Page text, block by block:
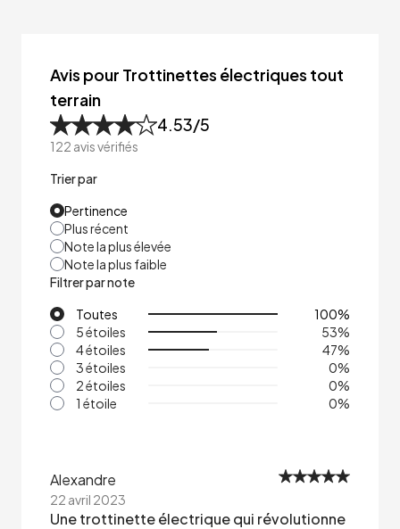
Avis pour Trottinettes électriques tout
terrain
4.53/5
122 avis vérifiés
Trier par
Pertinence
Plus récent
Note la plus élevée
Note la plus faible
Filtrer par note
Toutes
100%
5 étoiles
53%
4 étoiles
47%
3 étoiles
0%
2 étoiles
0%
1 étoile
0%
Alexandre
22 avril 2023
Une trottinette électrique qui révolutionne